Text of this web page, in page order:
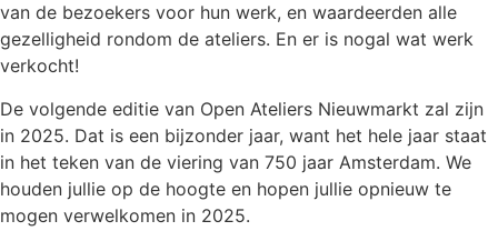
van de bezoekers voor hun werk, en waardeerden alle
gezelligheid rondom de ateliers. En er is nogal wat werk
verkocht!
De volgende editie van Open Ateliers Nieuwmarkt zal zijn
in 2025. Dat is een bijzonder jaar, want het hele jaar staat
in het teken van de viering van 750 jaar Amsterdam. We
houden jullie op de hoogte en hopen jullie opnieuw te
mogen verwelkomen in 2025.